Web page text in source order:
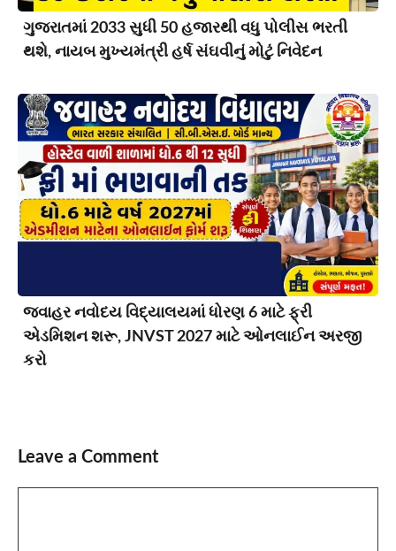
ગુજરાતમાં 2033 સુધી 50 હજારથી વધુ પોલીસ ભરતી
થશે, નાયબ મુખ્યમંત્રી હર્ષ સંઘવીનું મોટું નિવેદન
જવાહર નવોદય વિદ્યાલયમાં ધોરણ 6 માટે ફ્રી
એડમિશન શરૂ, JNVST 2027 માટે ઓનલાઈન અરજી
કરો
Leave a Comment